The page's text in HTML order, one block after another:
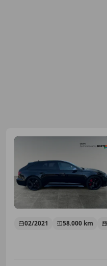
02/2021 58.000 km